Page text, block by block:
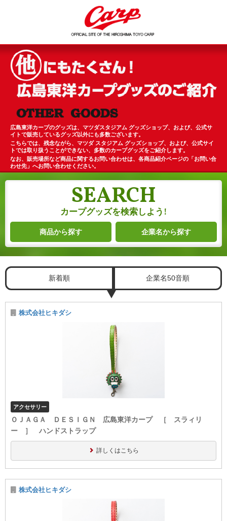
広島東洋カープのグッズは、マツダスタジアム グッズショップ、および、公式サ
イトで販売しているグッズ以外にも多数ございます。
こちらでは、残念ながら、マツダ スタジアム グッズショップ、および、公式サイ
トでは取り扱うことができない、多数のカープグッズをご紹介します。
なお、販売場所など商品に関するお問い合わせは、各商品紹介ページの「お問い合
わせ先」へお問い合わせください。
SEARCH
カープグッズを検索しよう!
商品から探す 企業名から探す
新着順 企業名50音順
株式会社ヒキダシ
アクセサリー
ＯＪＡＧＡ ＤＥＳＩＧＮ 広島東洋カープ ［ スラィリ
ー ］ ハンドストラップ
詳しくはこちら
株式会社ヒキダシ